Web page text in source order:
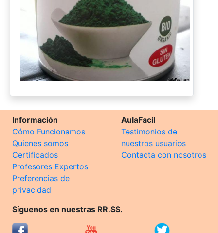
Información
Cómo Funcionamos
Quienes somos
Certificados
Profesores Expertos
Preferencias de
privacidad
AulaFacil
Testimonios de
nuestros usuarios
Contacta con nosotros
Síguenos en nuestras RR.SS.